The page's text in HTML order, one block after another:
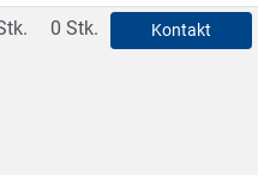
0 Stk. Kontakt